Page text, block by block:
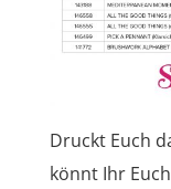
Druckt Euch
könnt Ihr